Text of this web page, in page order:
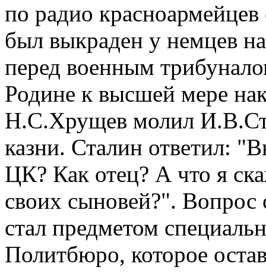
по радио
был выкраден у немцев
перед военным
Родине к высшей мере
Н.С.Хрущев молил
казни. Сталин ответил:
ЦК? Как отец? А что я
своих сыновей?". Вопрос
стал предметом
Политбюро, которое